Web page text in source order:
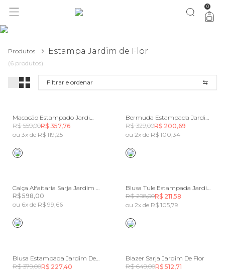
você merece 30% OFF pra comemorar com a gente aproveita! 0
Produtos Estampa Jardim de Flor
(6 produtos)
Filtrar e ordenar
Macacão Estampado Jardim De Flor
R$ 559,00R$ 357,76
ou 3x de R$ 119,25
Bermuda Estampada Jardim De Flor
R$ 329,00R$ 200,69
ou 2x de R$ 100,34
Calça Alfaitaria Sarja Jardim De Flor
R$ 598,00
ou 6x de R$ 99,66
Blusa Tule Estampada Jardim De Flor
R$ 298,00R$ 211,58
ou 2x de R$ 105,79
Blusa Estampada Jardim De Flor
R$ 379,00R$ 227,40
Blazer Sarja Jardim De Flor
R$ 649,00R$ 512,71